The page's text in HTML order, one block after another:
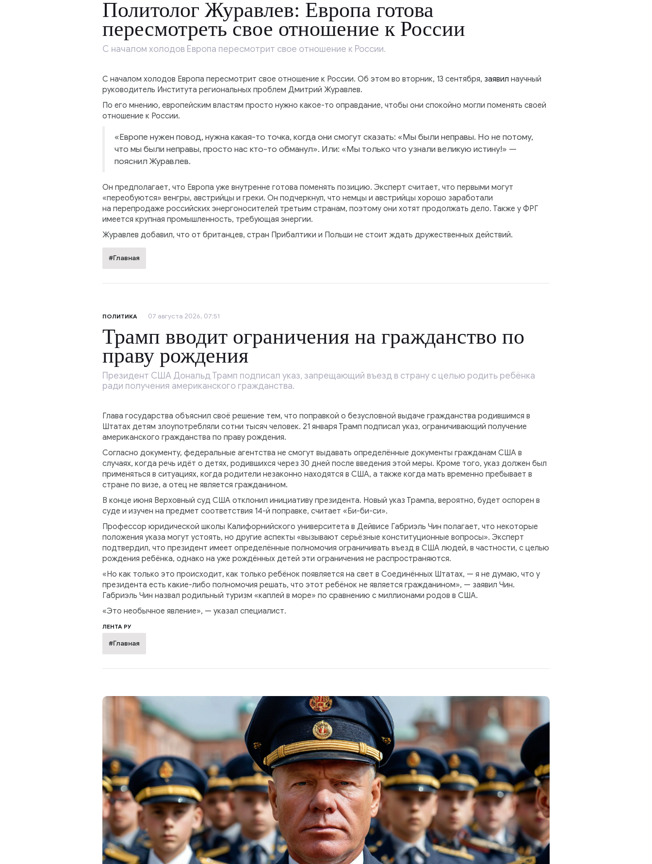
Политолог Журавлев: Европа готова
пересмотреть свое отношение к России
С началом холодов Европа пересмотрит свое отношение к России.
С началом холодов Европа пересмотрит свое отношение к России. Об этом во вторник, 13 сентября, заявил научный
руководитель Института региональных проблем Дмитрий Журавлев.
По его мнению, европейским властям просто нужно какое-то оправдание, чтобы они спокойно могли поменять своей
отношение к России.
«Европе нужен повод, нужна какая-то точка, когда они смогут сказать: «Мы были неправы. Но не потому,
что мы были неправы, просто нас кто-то обманул». Или: «Мы только что узнали великую истину!» —
пояснил Журавлев.
Он предполагает, что Европа уже внутренне готова поменять позицию. Эксперт считает, что первыми могут
«переобуются» венгры, австрийцы и греки. Он подчеркнул, что немцы и австрийцы хорошо заработали
на перепродаже российских энергоносителей третьим странам, поэтому они хотят продолжать дело. Также у ФРГ
имеется крупная промышленность, требующая энергии.
Журавлев добавил, что от британцев, стран Прибалтики и Польши не стоит ждать дружественных действий.
#Главная
ПОЛИТИКА 07 августа 2026, 07:51
Трамп вводит ограничения на гражданство по
праву рождения
Президент США Дональд Трамп подписал указ, запрещающий въезд в страну с целью родить ребёнка
ради получения американского гражданства.
Глава государства объяснил своё решение тем, что поправкой о безусловной выдаче гражданства родившимся в
Штатах детям злоупотребляли сотни тысяч человек. 21 января Трамп подписал указ, ограничивающий получение
американского гражданства по праву рождения.
Согласно документу, федеральные агентства не смогут выдавать определённые документы гражданам США в
случаях, когда речь идёт о детях, родившихся через 30 дней после введения этой меры. Кроме того, указ должен был
применяться в ситуациях, когда родители незаконно находятся в США, а также когда мать временно пребывает в
стране по визе, а отец не является гражданином.
В конце июня Верховный суд США отклонил инициативу президента. Новый указ Трампа, вероятно, будет оспорен в
суде и изучен на предмет соответствия 14-й поправке, считает «Би-би-си».
Профессор юридической школы Калифорнийского университета в Дейвисе Габриэль Чин полагает, что некоторые
положения указа могут устоять, но другие аспекты «вызывают серьёзные конституционные вопросы». Эксперт
подтвердил, что президент имеет определённые полномочия ограничивать въезд в США людей, в частности, с целью
рождения ребёнка, однако на уже рождённых детей эти ограничения не распространяются.
«Но как только это происходит, как только ребёнок появляется на свет в Соединённых Штатах, — я не думаю, что у
президента есть какие-либо полномочия решать, что этот ребёнок не является гражданином», — заявил Чин.
Габриэль Чин назвал родильный туризм «каплей в море» по сравнению с миллионами родов в США.
«Это необычное явление», — указал специалист.
ЛЕНТА РУ
#Главная